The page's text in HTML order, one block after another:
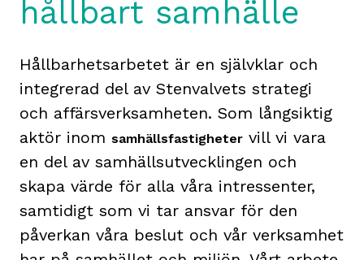
hållbart samhälle
Hållbarhetsarbetet är en självklar och
integrerad del av Stenvalvets strategi
och affärsverksamheten. Som långsiktig
aktör inom samhällsfastigheter vill vi vara
en del av samhällsutvecklingen och
skapa värde för alla våra intressenter,
samtidigt som vi tar ansvar för den
påverkan våra beslut och vår verksamhet